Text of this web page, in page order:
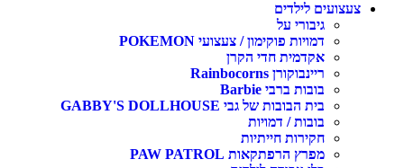
צעצועים לילדים
גיבורי על
דמויות פוקימון / צעצועי POKEMON
אקדמית חדי הקרן
ריינבוקורן Rainbocorns
בובות ברבי Barbie
בית הבובות של גבי GABBY'S DOLLHOUSE
בובות / דמויות
חקירות חייתיות
מפרץ הרפתקאות PAW PATROL